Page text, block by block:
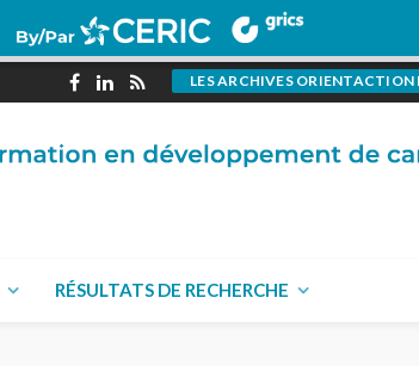
LES ARCHIVES ORIENTACTION
RÉSULTATS DE RECHERCHE